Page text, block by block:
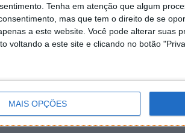
Tenha em atenção que algum
mas que tem o direito de se
a este website. Você pode alterar suas
voltando a este site e clicando no botão
MAIS OPÇÕES